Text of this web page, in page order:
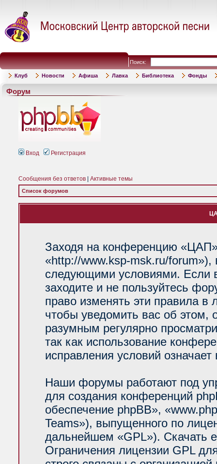
Поиск:
Клуб Новости Афиша Лавка Библиотека Фонды
Форум
Вход Регистрация
Сообщения без ответов Активные темы
Список форумов
Заходя на конференцию
«http://www.ksp-msk.ru/forum»),
следующими условиями. Если
заходите и не пользуйтесь
право изменять эти правила
чтобы уведомить вас об
разумным регулярно
так как использование
исправления условий
Наши форумы работают под
для создания конференций
обеспечение phpBB»,
Teams»), выпущенного по
дальнейшем «GPL»). Скачать
Ограничения лицензии GPL